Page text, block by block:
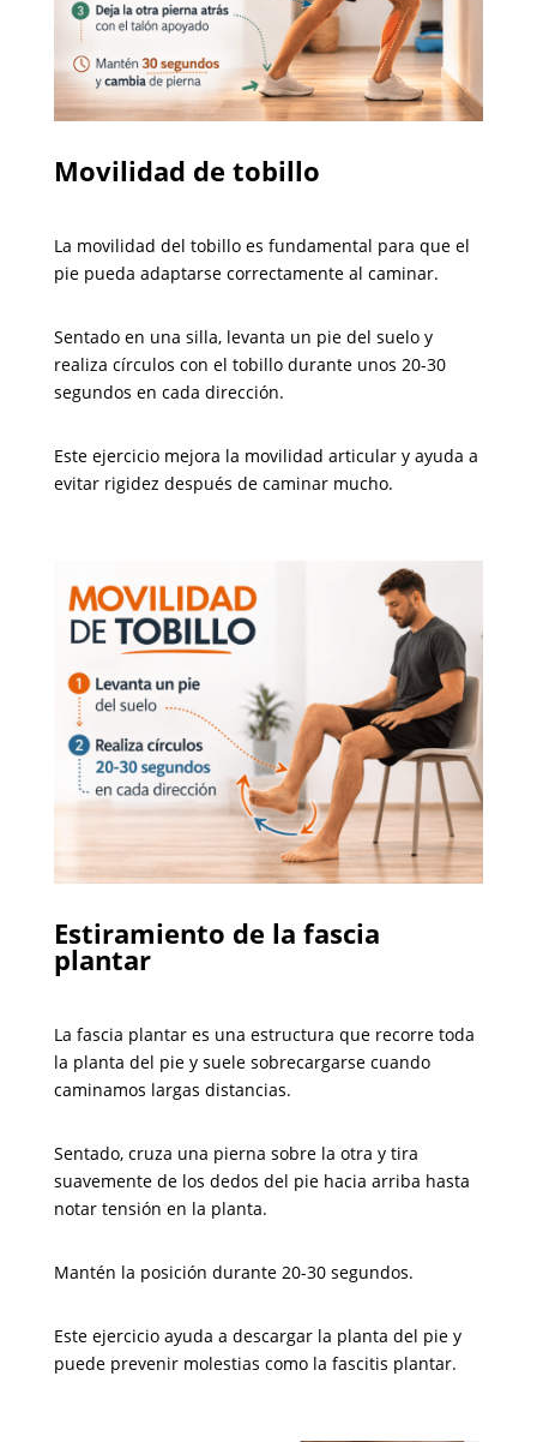
Movilidad de tobillo
La movilidad del tobillo es fundamental para que el
pie pueda adaptarse correctamente al caminar.
Sentado en una silla, levanta un pie del suelo y
realiza círculos con el tobillo durante unos 20-30
segundos en cada dirección.
Este ejercicio mejora la movilidad articular y ayuda a
evitar rigidez después de caminar mucho.
Estiramiento de la fascia
plantar
La fascia plantar es una estructura que recorre toda
la planta del pie y suele sobrecargarse cuando
caminamos largas distancias.
Sentado, cruza una pierna sobre la otra y tira
suavemente de los dedos del pie hacia arriba hasta
notar tensión en la planta.
Mantén la posición durante 20-30 segundos.
Este ejercicio ayuda a descargar la planta del pie y
puede prevenir molestias como la fascitis plantar.